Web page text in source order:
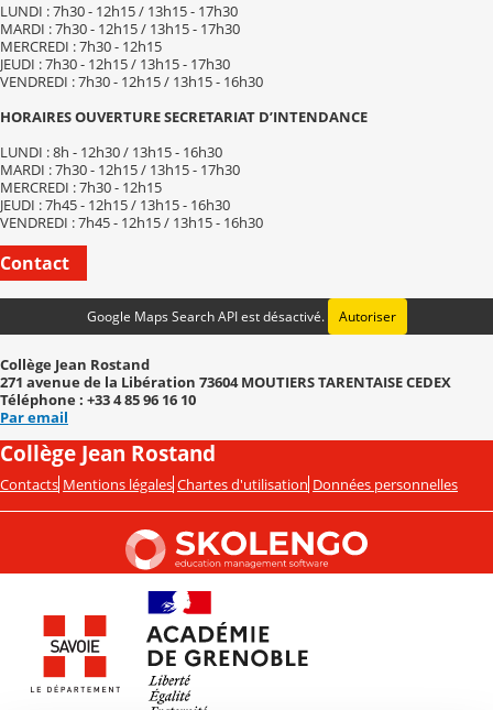
LUNDI : 7h30 - 12h15 / 13h15 - 17h30
MARDI : 7h30 - 12h15 / 13h15 - 17h30
MERCREDI : 7h30 - 12h15
JEUDI : 7h30 - 12h15 / 13h15 - 17h30
VENDREDI : 7h30 - 12h15 / 13h15 - 16h30
HORAIRES OUVERTURE SECRETARIAT D’INTENDANCE
LUNDI : 8h - 12h30 / 13h15 - 16h30
MARDI : 7h30 - 12h15 / 13h15 - 17h30
MERCREDI : 7h30 - 12h15
JEUDI : 7h45 - 12h15 / 13h15 - 16h30
VENDREDI : 7h45 - 12h15 / 13h15 - 16h30
Contact
Google Maps Search API est désactivé. Autoriser
Collège Jean Rostand
271 avenue de la Libération 73604 MOUTIERS TARENTAISE CEDEX
Téléphone : +33 4 85 96 16 10
Par email
Collège Jean Rostand
Contacts Mentions légales Chartes d'utilisation Données personnelles